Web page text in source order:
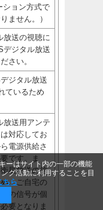
ション方式で
ません。）
放送の視聴に
デジタル放送
さい。
ジタル放送
ているため
放送用アンテ
対応してお
電源供給さ
です。ま
星放送の信
、ご自宅の
の信号が個
要となりま
ーはサイト内の一部の機能
グ活動に利用することを目
ちら